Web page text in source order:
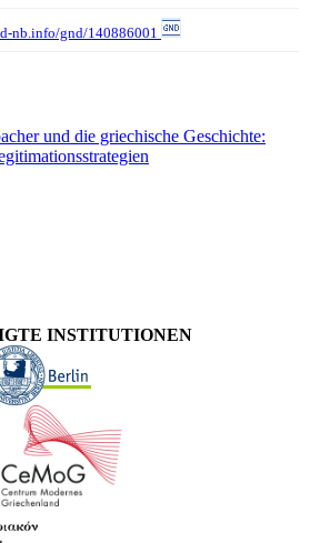
nb.info/gnd/140886001
und die griechische Geschichte:
INSTITUTIONEN